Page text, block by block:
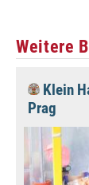
Weitere
Klein
Prag